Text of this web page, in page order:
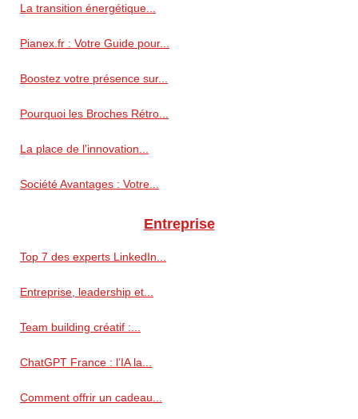
La transition énergétique...
Pianex.fr : Votre Guide pour...
Boostez votre présence sur...
Pourquoi les Broches Rétro...
La place de l'innovation...
Société Avantages : Votre...
Entreprise
Top 7 des experts LinkedIn...
Entreprise, leadership et...
Team building créatif :...
ChatGPT France : l’IA la...
Comment offrir un cadeau...